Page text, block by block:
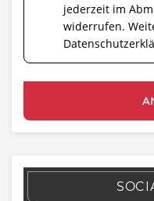
jederzeit im
widerrufen.